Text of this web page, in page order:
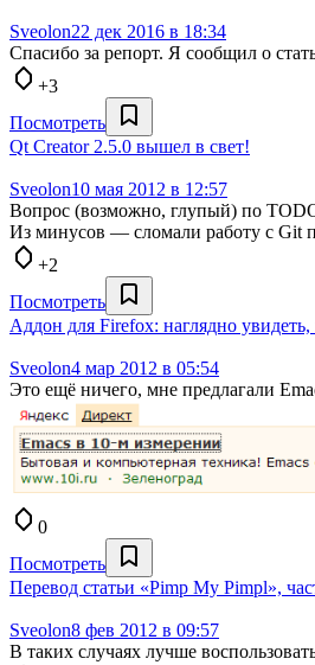
Sveolon22 дек 2016 в 18:34
Спасибо за репорт. Я сообщил о
+3
Посмотреть
Qt Creator 2.5.0 вышел в свет!
Sveolon10 мая 2012 в 12:57
Вопрос (возможно, глупый) по TODO
Из минусов — сломали работу с Git
+2
Посмотреть
Аддон для Firefox: наглядно
Sveolon4 мар 2012 в 05:54
Это ещё ничего, мне предлагали
0
Посмотреть
Перевод статьи «Pimp My Pimpl»,
Sveolon8 фев 2012 в 09:57
В таких случаях лучше